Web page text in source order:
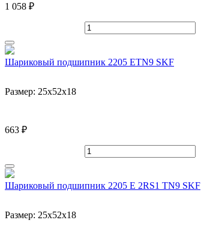
1 058 ₽
Шариковый подшипник 2205 ETN9 SKF
Размер: 25x52x18
663 ₽
Шариковый подшипник 2205 E 2RS1 TN9 SKF
Размер: 25x52x18